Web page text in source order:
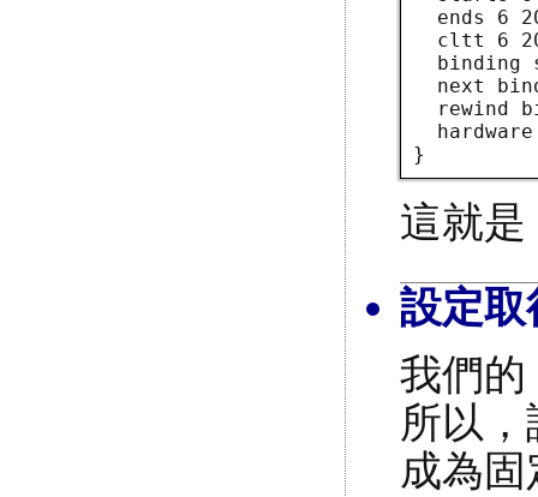
ends 6
cltt 6
binding
next
rewind
這就是
設定取
我們的
所以，
成為固